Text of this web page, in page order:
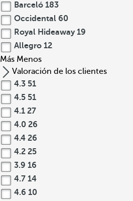
Barceló 183
Occidental 60
Royal Hideaway 19
Allegro 12
Más Menos
Valoración de los clientes
4.3 51
4.5 51
4.1 27
4.0 26
4.4 26
4.2 25
3.9 16
4.7 14
4.6 10